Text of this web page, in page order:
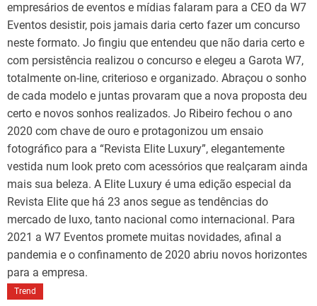
empresários de eventos e mídias falaram para a CEO da W7
Eventos desistir, pois jamais daria certo fazer um concurso
neste formato. Jo fingiu que entendeu que não daria certo e
com persistência realizou o concurso e elegeu a Garota W7,
totalmente on-line, criterioso e organizado. Abraçou o sonho
de cada modelo e juntas provaram que a nova proposta deu
certo e novos sonhos realizados. Jo Ribeiro fechou o ano
2020 com chave de ouro e protagonizou um ensaio
fotográfico para a “Revista Elite Luxury”, elegantemente
vestida num look preto com acessórios que realçaram ainda
mais sua beleza. A Elite Luxury é uma edição especial da
Revista Elite que há 23 anos segue as tendências do
mercado de luxo, tanto nacional como internacional. Para
2021 a W7 Eventos promete muitas novidades, afinal a
pandemia e o confinamento de 2020 abriu novos horizontes
para a empresa.
Trend